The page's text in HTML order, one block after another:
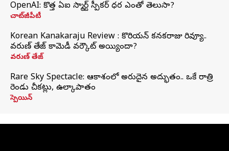
OpenAI: కొత్త ఏఐ స్మార్ట్ స్పీకర్ ధర ఎంతో తెలుసా?
చాట్‌జీపీటీ
Korean Kanakaraju Review : కొరియన్ కనకరాజు రివ్యూ..
వరుణ్ తేజ్ కామెడీ వర్కౌట్ అయ్యిందా?
వరుణ్ తేజ్
Rare Sky Spectacle: ఆకాశంలో అరుదైన అద్భుతం.. ఒకే రాత్రి
రెండు చీకట్లు, ఉల్కాపాతం
స్పెయిన్